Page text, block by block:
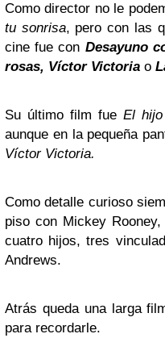
Como director no le
tu sonrisa, pero con las
cine fue con Desayuno
rosas, Víctor Victoria o
Su último film fue El
aunque en la pequeña
Víctor Victoria.
Como detalle curioso
piso con Mickey
cuatro hijos, tres
Andrews.
Atrás queda una larga
para recordarle.